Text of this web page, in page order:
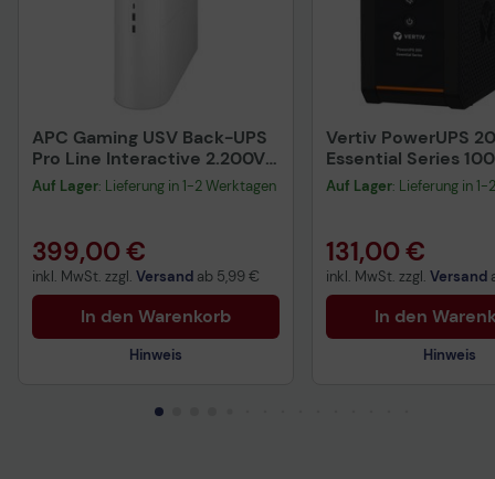
APC Gaming USV Back-UPS
Pro Line Interactive 2.200VA
1.320W 230V Schuko-
Eingang
Auf Lager: Lieferung in 1-2 Werktagen
399,00 €
inkl. MwSt. zzgl. Versand ab 5,99 €
In den Warenkorb
Hinweis
Vertiv PowerUPS
Essential Series
Tower, AC 220-
(PSA6E-1000IT-
Auf Lager: Lieferung in
131,00 €
inkl. MwSt. zzgl. Versand
In den
Hinweis